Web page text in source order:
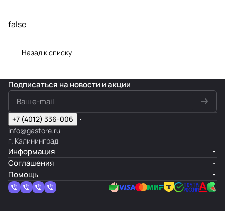
false
Назад к списку
Подписаться на новости и акции
+7 (4012) 336-006
info@gastore.ru
г. Калининград
Информация
Соглашения
Помощь